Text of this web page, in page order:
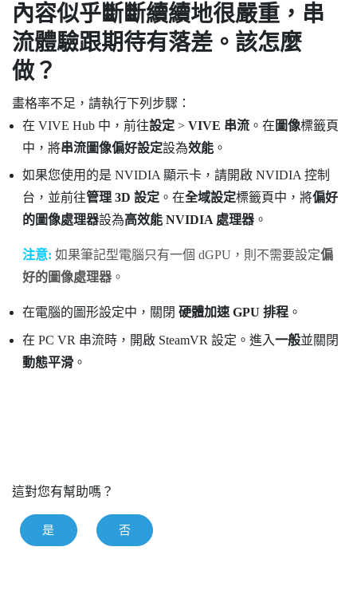
內容似乎斷斷續續地很嚴重，串
流體驗跟期待有落差。該怎麼
做？
畫格率不足，請執行下列步驟：
在 VIVE Hub中，前往設定> VIVE 串流。在 圖像標籤頁
中，將串流圖像偏好設定設為效能。
如果您使用的是 NVIDIA 顯示卡，請開啟 NVIDIA 控制
台，並前往管理 3D 設定。在全域設定標籤頁中，將偏好
的圖像處理器設為高效能 NVIDIA 處理器。
注意: 如果筆記型電腦只有一個 dGPU，則不需要設定偏
好的圖像處理器。
在電腦的圖形設定中，關閉 硬體加速 GPU 排程。
在 PC VR 串流時，開啟 SteamVR 設定。進入一般並關閉
動態平滑。
這對您有幫助嗎？
是 否